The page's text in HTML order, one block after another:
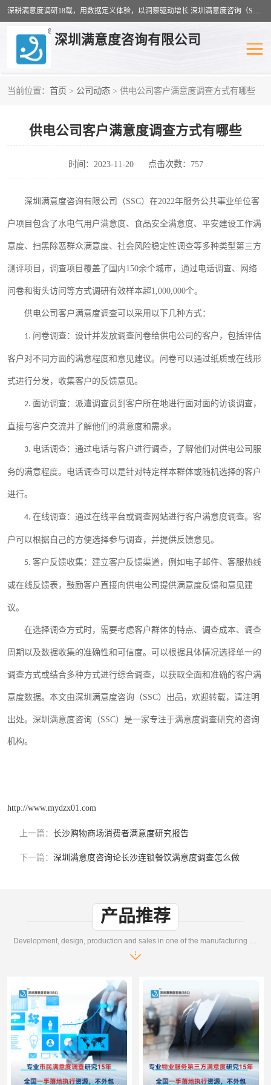
深耕满意度调研18载，用数据定义体验，以洞察驱动增长 深圳满意度咨询（SSC）：十八年专注，丈量每一份体验。
深圳满意度咨询有限公司
当前位置： 首页 > 公司动态 > 供电公司客户满意度调查方式有哪些
供电公司客户满意度调查方式有哪些
时间：2023-11-20 点击次数：757
深圳满意度咨询有限公司（SSC）在2022年服务公共事业单位客
户项目 包含了水电气用户满意度、 食品安全满意度、平安建设工作满
意度、扫黑除恶群众满意度、 社会风险稳定性调查等多种类型第三方
测评项目 ，调查项目覆盖了国内150余个城市，通过电话调查、网络
问卷和街头访问 等方式调研有效样本超1,000,000个。
供电公司客户满意度调查可以采用以下几种方式：
1. 问卷调查：设计并发放调查问卷给供电公司的客户，包括评估
客户对不同方面的满意程度和意见建议。问卷可以通过纸质或在线形
式进行分发，收集客户的反馈意见。
2. 面访调查：派遣调查员到客户所在地进行面对面的访谈调查，
直接与客户交流并了解他们的满意度和需求。
3. 电话调查：通过电话与客户进行调查，了解他们对供电公司服
务的满意程度。电话调查可以是针对特定样本群体或随机选择的客户
进行。
4. 在线调查：通过在线平台或调查网站进行客户满意度调查。客
户可以根据自己的方便选择参与调查，并提供反馈意见。
5. 客户反馈收集：建立客户反馈渠道，例如电子邮件、客服热线
或在线反馈表，鼓励客户直接向供电公司提供满意度反馈和意见建
议。
在选择调查方式时，需要考虑客户群体的特点、调查成本、调查
周期以及数据收集的准确性和可信度。可以根据具体情况选择单一的
调查方式或结合多种方式进行综合调查，以获取全面和准确的客户满
意度数据。 本文由深圳满意度咨询（SSC）出品，欢迎转载，请注明
出处。深圳满意度咨询（SSC）是一家专注于满意度调查研究的咨询
机构。
http://www.mydzx01.com
上一篇： 长沙购物商场消费者满意度研究报告
下一篇： 深圳满意度咨询论长沙连锁餐饮满意度调查怎么做
产品推荐
Development, design, production and sales in one of the manufacturing enterprises
客户满意度调查 医疗服务业满意度
公共事务满意度调查 餐饮业满意度调查
营商环境满意度 员工满意度
服务满意度调查 汽车行业满意度